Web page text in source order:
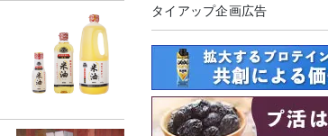
タイアップ企画広告